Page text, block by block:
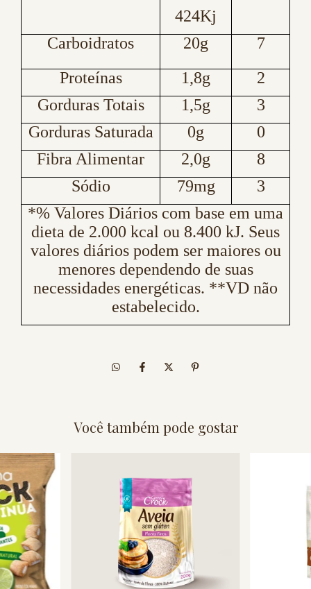
424Kj
Carboidratos 20g
7
Proteínas
1,8g
2
Gorduras Totais
1,5g
3
Gorduras Saturada
0g
0
Fibra Alimentar
2,0g
8
Sódio
79mg
3
*% Valores Diários com base em uma
dieta de 2.000 kcal ou 8.400 kJ. Seus
valores diários podem ser maiores ou
menores dependendo de suas
necessidades energéticas. **VD não
estabelecido.
Você também pode gostar